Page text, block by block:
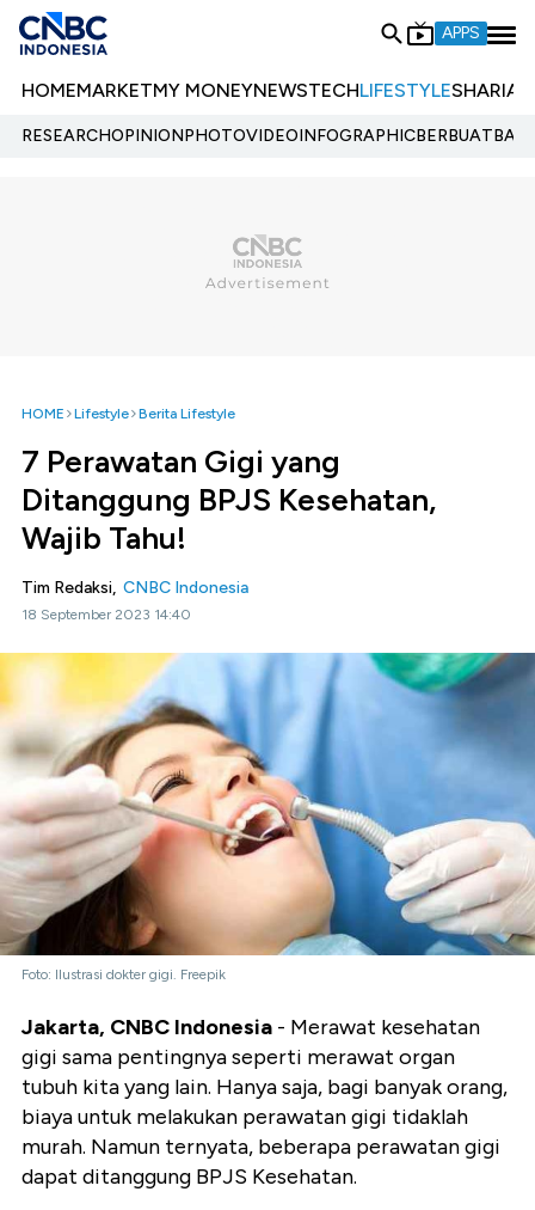
APPS
HOMEMARKETMY MONEYNEWSTECHLIFESTYLESHARIA
RESEARCHOPINIONPHOTOVIDEOINFOGRAPHIC
HOME Lifestyle Berita Lifestyle
7 Perawatan Gigi yang
Ditanggung BPJS Kesehatan,
Wajib Tahu!
Tim Redaksi, CNBC Indonesia
18 September 2023 14:40
Foto: Ilustrasi dokter gigi. Freepik
Jakarta, CNBC Indonesia - Merawat kesehatan
gigi sama pentingnya seperti merawat organ
tubuh kita yang lain. Hanya saja, bagi banyak orang,
biaya untuk melakukan perawatan gigi tidaklah
murah. Namun ternyata, beberapa perawatan gigi
dapat ditanggung BPJS Kesehatan.